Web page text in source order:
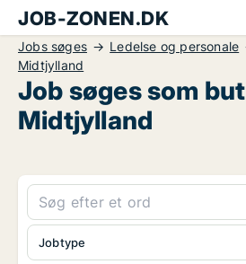
JOB-ZONEN.DK
Jobs søges Ledelse og personale
Midtjylland
Job søges som
Midtjylland
Jobtype